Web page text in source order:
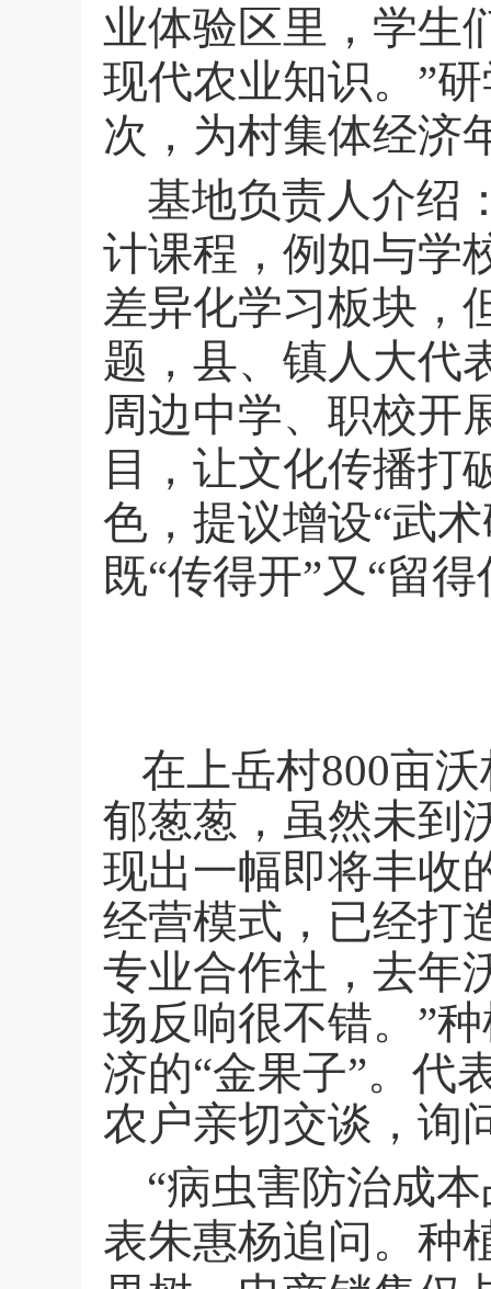
业体验区里，学生
现代农业知识。”
次，为村集体经济
基地负责人介绍
计课程，例如与学
差异化学习板块，
题，县、镇人大代
周边中学、职校开
目，让文化传播打
色，提议增设“武
既“传得开”又“留得
在上岳村800亩
郁葱葱，虽然未到
现出一幅即将丰收
经营模式，已经打
专业合作社，去年
场反响很不错。”
济的“金果子”。代
农户亲切交谈，询
“病虫害防治成
表朱惠杨追问。种